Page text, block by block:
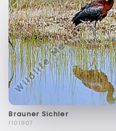
Brauner Sichler
f101907